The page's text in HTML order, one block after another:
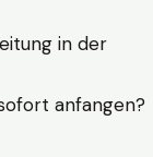
in der
anfangen?